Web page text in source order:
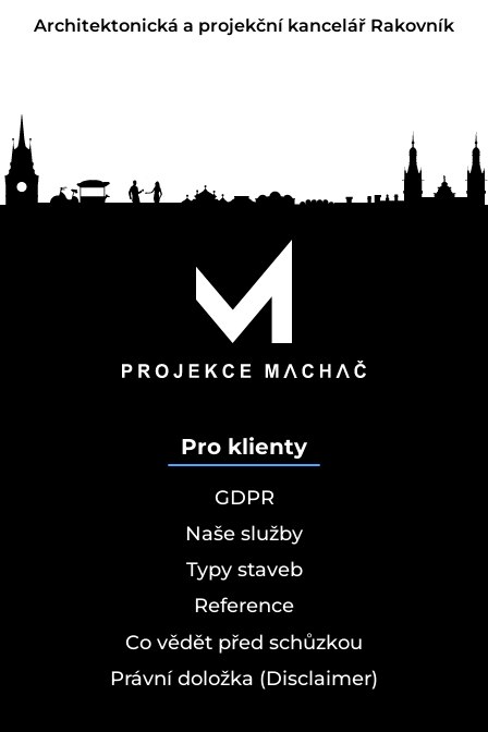
Architektonická a projekční kancelář Rakovník
Pro klienty
GDPR
Naše služby
Typy staveb
Reference
Co vědět před schůzkou
Právní doložka (Disclaimer)